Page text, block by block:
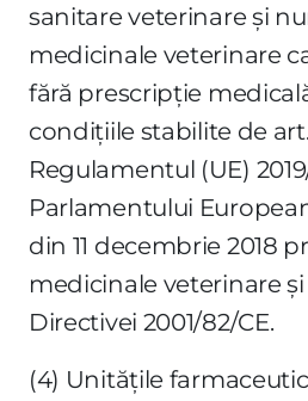
sanitare veterinare şi
medicinale veterinare
fără prescripţie
condiţiile stabilite de
Regulamentul (UE)
Parlamentului
din 11 decembrie 2018
medicinale veterinare
Directivei 2001/82/CE.
(4) Unităţile